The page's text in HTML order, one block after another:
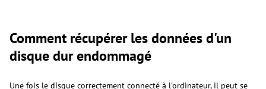
Comment récupérer les données d'un
disque dur endommagé
Une fois le disque correctement connecté à l'ordinateur, il peut se